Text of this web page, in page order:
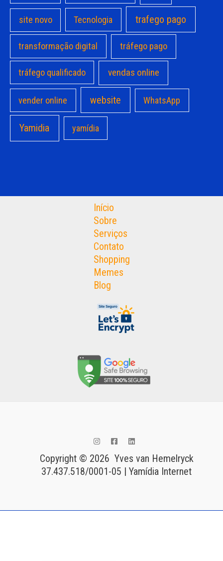
site novo Tecnologia trafego pago
transformação digital tráfego pago
tráfego qualificado vendas online
vender online website WhatsApp
Yamidia yamídia
Início
Sobre
Serviços
Contato
Shopping
Memes
Blog
Copyright © 2026 Yves van Hemelryck
37.437.518/0001-05 | Yamídia Internet